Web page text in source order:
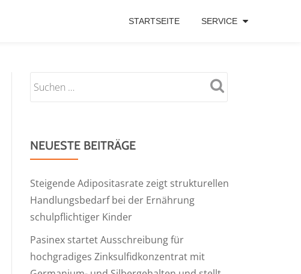
STARTSEITE SERVICE
NEUESTE BEITRÄGE
Steigende Adipositasrate zeigt strukturellen
Handlungsbedarf bei der Ernährung
schulpflichtiger Kinder
Pasinex startet Ausschreibung für
hochgradiges Zinksulfidkonzentrat mit